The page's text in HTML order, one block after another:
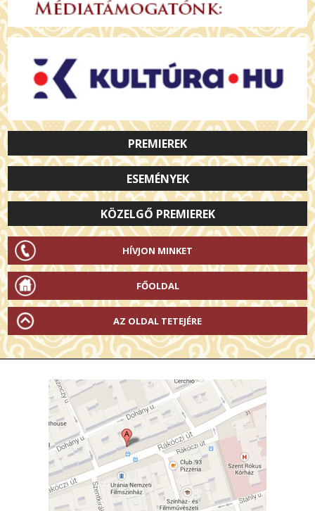
PREMIEREK
ESEMÉNYEK
KÖZELGŐ PREMIEREK
HÍVJON MINKET
FŐOLDAL
AZ OLDAL TETEJÉRE